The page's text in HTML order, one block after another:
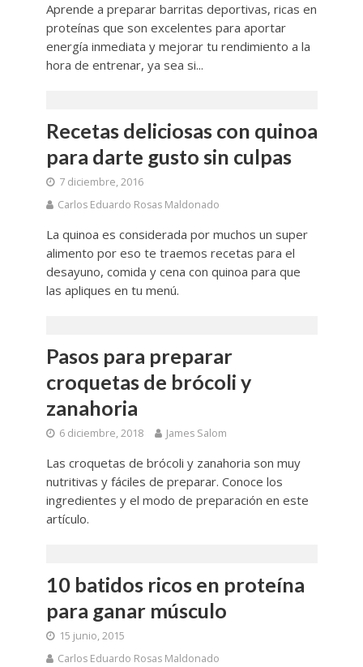
Aprende a preparar barritas deportivas, ricas en
proteínas que son excelentes para aportar
energía inmediata y mejorar tu rendimiento a la
hora de entrenar, ya sea si...
Recetas deliciosas con quinoa
para darte gusto sin culpas
7 diciembre, 2016
Carlos Eduardo Rosas Maldonado
La quinoa es considerada por muchos un super
alimento por eso te traemos recetas para el
desayuno, comida y cena con quinoa para que
las apliques en tu menú.
Pasos para preparar
croquetas de brócoli y
zanahoria
6 diciembre, 2018 James Salom
Las croquetas de brócoli y zanahoria son muy
nutritivas y fáciles de preparar. Conoce los
ingredientes y el modo de preparación en este
artículo.
10 batidos ricos en proteína
para ganar músculo
15 junio, 2015
Carlos Eduardo Rosas Maldonado